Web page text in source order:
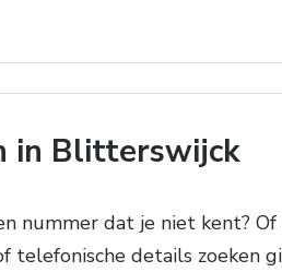
in Blitterswijck
nummer dat je niet kent?
telefonische details